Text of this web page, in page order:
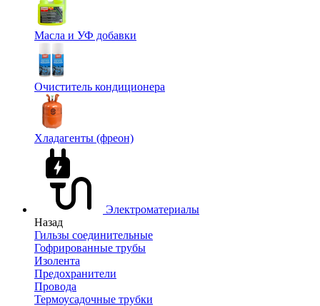
Масла и УФ добавки
Очиститель кондиционера
Хладагенты (фреон)
Электроматериалы
Назад
Гильзы соединительные
Гофрированные трубы
Изолента
Предохранители
Провода
Термоусадочные трубки